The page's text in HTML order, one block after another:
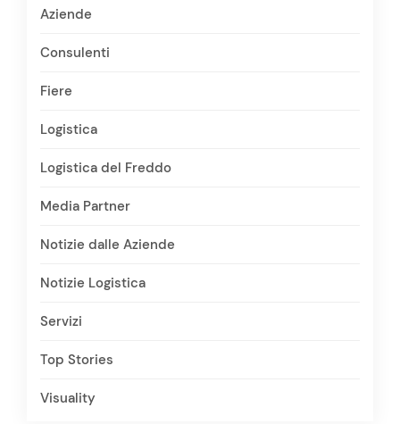
Aziende
Consulenti
Fiere
Logistica
Logistica del Freddo
Media Partner
Notizie dalle Aziende
Notizie Logistica
Servizi
Top Stories
Visuality